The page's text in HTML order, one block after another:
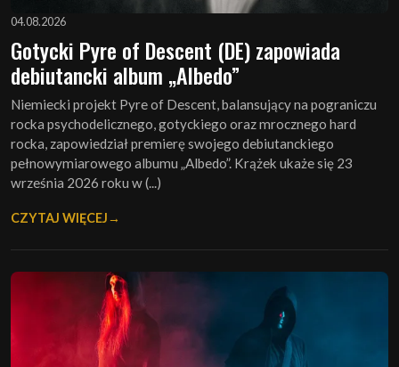
04.08.2026
Gotycki Pyre of Descent (DE) zapowiada
debiutancki album „Albedo”
Niemiecki projekt Pyre of Descent, balansujący na pograniczu
rocka psychodelicznego, gotyckiego oraz mrocznego hard
rocka, zapowiedział premierę swojego debiutanckiego
pełnowymiarowego albumu „Albedo”. Krążek ukaże się 23
września 2026 roku w (...)
CZYTAJ WIĘCEJ